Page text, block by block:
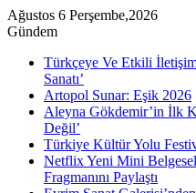
Ağustos 6 Perşembe,2026
Gündem
Türkçeye Ve Etkili
Sanatı’
Artopol Sunar: Eşik 2026
Aleyna Gökdemir’in İlk
Değil’
Türkiye Kültür Yolu
Netflix Yeni Mini
Fragmanını Paylaştı